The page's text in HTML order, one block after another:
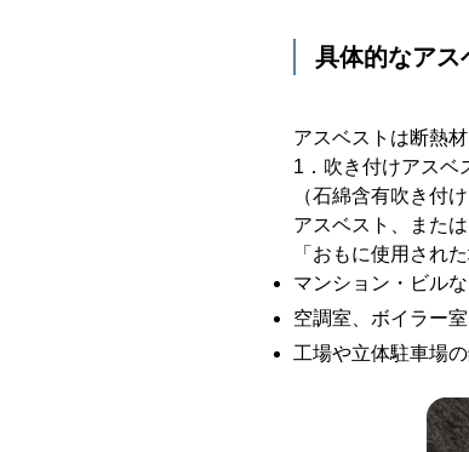
具体的なアス
アスベストは断熱
1．吹き付けアスベ
（石綿含有吹き付
アスベスト、また
「おもに使用された
マンション・ビル
空調室、ボイラー
工場や立体駐車場